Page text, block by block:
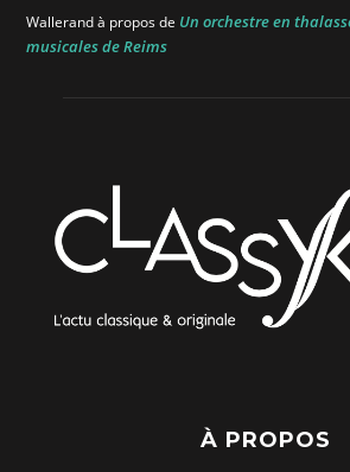
Wallerandà propos de Un orchestre en
musicales de Reims
À PROPOS